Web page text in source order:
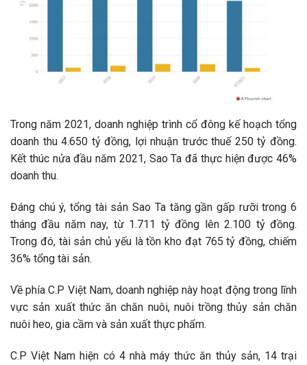
Trong năm 2021, doanh nghiệp trình cổ đông kế hoạch tổng
doanh thu 4.650 tỷ đồng, lợi nhuận trước thuế 250 tỷ đồng.
Kết thúc nửa đầu năm 2021, Sao Ta đã thực hiện được 46%
doanh thu.
Đáng chú ý, tổng tài sản Sao Ta tăng gần gấp rưỡi trong 6
tháng đầu năm nay, từ 1.711 tỷ đồng lên 2.100 tỷ đồng.
Trong đó, tài sản chủ yếu là tồn kho đạt 765 tỷ đồng, chiếm
36% tổng tài sản.
Về phía C.P Việt Nam, doanh nghiệp này hoạt động trong lĩnh
vực sản xuất thức ăn chăn nuôi, nuôi trồng thủy sản chăn
nuôi heo, gia cầm và sản xuất thực phẩm.
C.P Việt Nam hiện có 4 nhà máy thức ăn thủy sản, 14 trại